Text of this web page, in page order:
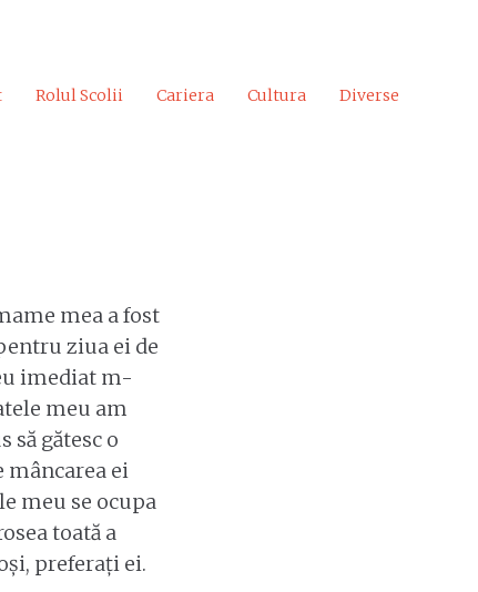
Rolul Scolii Cariera Cultura Diverse
mea a fost
ziua ei de
imediat m-
meu am
să gătesc o
mâncarea ei
meu se ocupa
toată a
preferați ei.